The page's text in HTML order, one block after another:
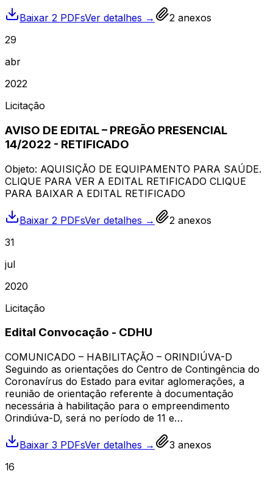
Baixar 2 PDFsVer detalhes → 2 anexos
29
abr
2022
Licitação
AVISO DE EDITAL – PREGÃO PRESENCIAL
14/2022 - RETIFICADO
Objeto: AQUISIÇÃO DE EQUIPAMENTO PARA SAÚDE.
CLIQUE PARA VER A EDITAL RETIFICADO CLIQUE
PARA BAIXAR A EDITAL RETIFICADO
Baixar 2 PDFsVer detalhes → 2 anexos
31
jul
2020
Licitação
Edital Convocação - CDHU
COMUNICADO – HABILITAÇÃO – ORINDIÚVA-D
Seguindo as orientações do Centro de Contingência do
Coronavírus do Estado para evitar aglomerações, a
reunião de orientação referente à documentação
necessária à habilitação para o empreendimento
Orindiúva-D, será no período de 11 e…
Baixar 3 PDFsVer detalhes → 3 anexos
16